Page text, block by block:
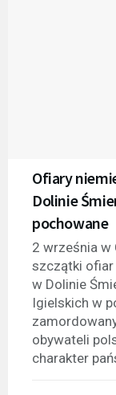
Ofiary
Dolinie
pochowane
2 września w
szczątki
w Dolinie
Igielskich w
obywateli
charakter